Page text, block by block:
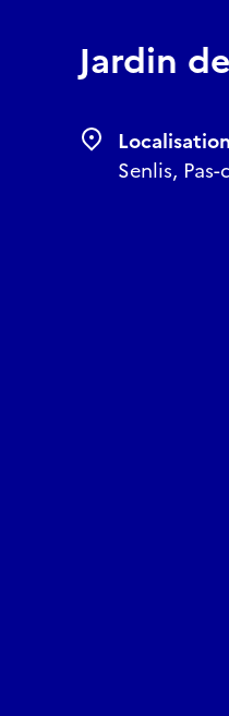
Jardin
Localisation
Senlis,